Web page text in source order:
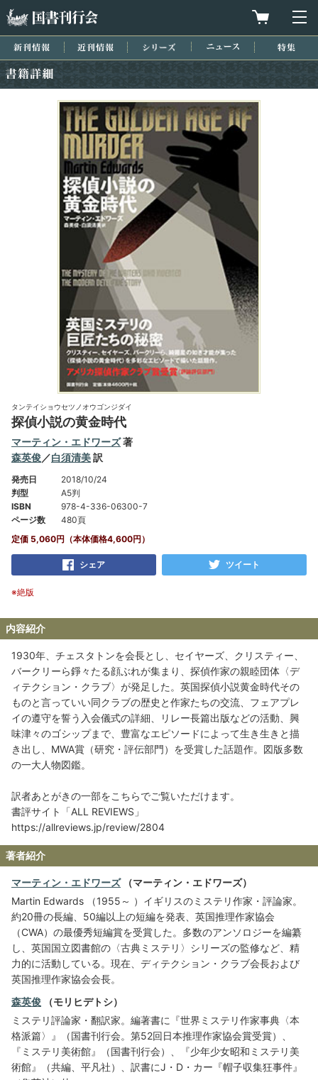
買物カゴを
新刊情報 近刊情報 シリーズ ニュース
タンテイショウセツノオウゴンジダイ
探偵小説の黄金時代
マーティン・エドワーズ著
森英俊／白須清美訳
発売日
2018/10/24
判型
A5判
ISBN
978-4-336-06300-7
ページ数
480頁
定価 5,060円（本体価格4,600円）
シェア ツイート
※絶版
内容紹介
1930年、チェスタトンを会長とし、セイヤーズ、クリスティー、
バークリーら錚々たる顔ぶれが集まり、探偵作家の親睦団体〈デ
ィテクション・クラブ〉が発足した。英国探偵小説黄金時代その
ものと言っていい同クラブの歴史と作家たちの交流、フェアプレ
イの遵守を誓う入会儀式の詳細、リレー長篇出版などの活動、興
味津々のゴシップまで、豊富なエピソードによって生き生きと描
き出し、MWA賞（研究・評伝部門）を受賞した話題作。図版多数
の一大人物図鑑。
訳者あとがきの一部をこちらでご覧いただけます。
書評サイト「ALL REVIEWS」
https://allreviews.jp/review/2804
著者紹介
マーティン・エドワーズ（マーティン・エドワーズ）
Martin Edwards （1955～ ）イギリスのミステリ作家・評論家。
約20冊の長編、50編以上の短編を発表、英国推理作家協会
（CWA）の最優秀短編賞を受賞した。多数のアンソロジーを編纂
し、英国国立図書館の〈古典ミステリ〉シリーズの監修など、精
力的に活動している。現在、ディテクション・クラブ会長および
英国推理作家協会会長。
森英俊 （モリヒデトシ）
ミステリ評論家・翻訳家。編著書に『世界ミステリ作家事典〈本
格派篇〉』（国書刊行会。第52回日本推理作家協会賞受賞）、
『ミステリ美術館』（国書刊行会）、『少年少女昭和ミステリ美
術館』（共編、平凡社）、訳書にJ・D・カー『帽子収集狂事件』